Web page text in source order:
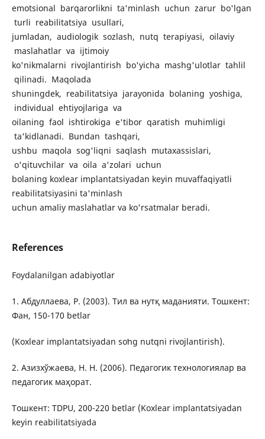
emotsional barqarorlikni ta'minlash uchun zarur bo'lgan
turli reabilitatsiya usullari,
jumladan, audiologik sozlash, nutq terapiyasi, oilaviy
maslahatlar va ijtimoiy
ko'nikmalarni rivojlantirish bo'yicha mashg'ulotlar tahlil
qilinadi. Maqolada
shuningdek, reabilitatsiya jarayonida bolaning yoshiga,
individual ehtiyojlariga va
oilaning faol ishtirokiga e'tibor qaratish muhimligi
ta'kidlanadi. Bundan tashqari,
ushbu maqola sog'liqni saqlash mutaxassislari,
o'qituvchilar va oila a'zolari uchun
bolaning koxlear implantatsiyadan keyin muvaffaqiyatli
reabilitatsiyasini ta'minlash
uchun amaliy maslahatlar va ko'rsatmalar beradi.
References
Fоуdаlаnilgаn аdаbiуоtlаr
1. Абдуллаева, Р. (2003). Тил ва нутқ маданияти. Тошкент:
Фан, 150-170 betlar
(Koxlear implantatsiyadan soʻng nutqni rivojlantirish).
2. Азизхўжаева, Н. Н. (2006). Педагогик технологиялар ва
педагогик маҳорат.
Тошкент: TDPU, 200-220 betlar (Koxlear implantatsiyadan
keyin reabilitatsiyada